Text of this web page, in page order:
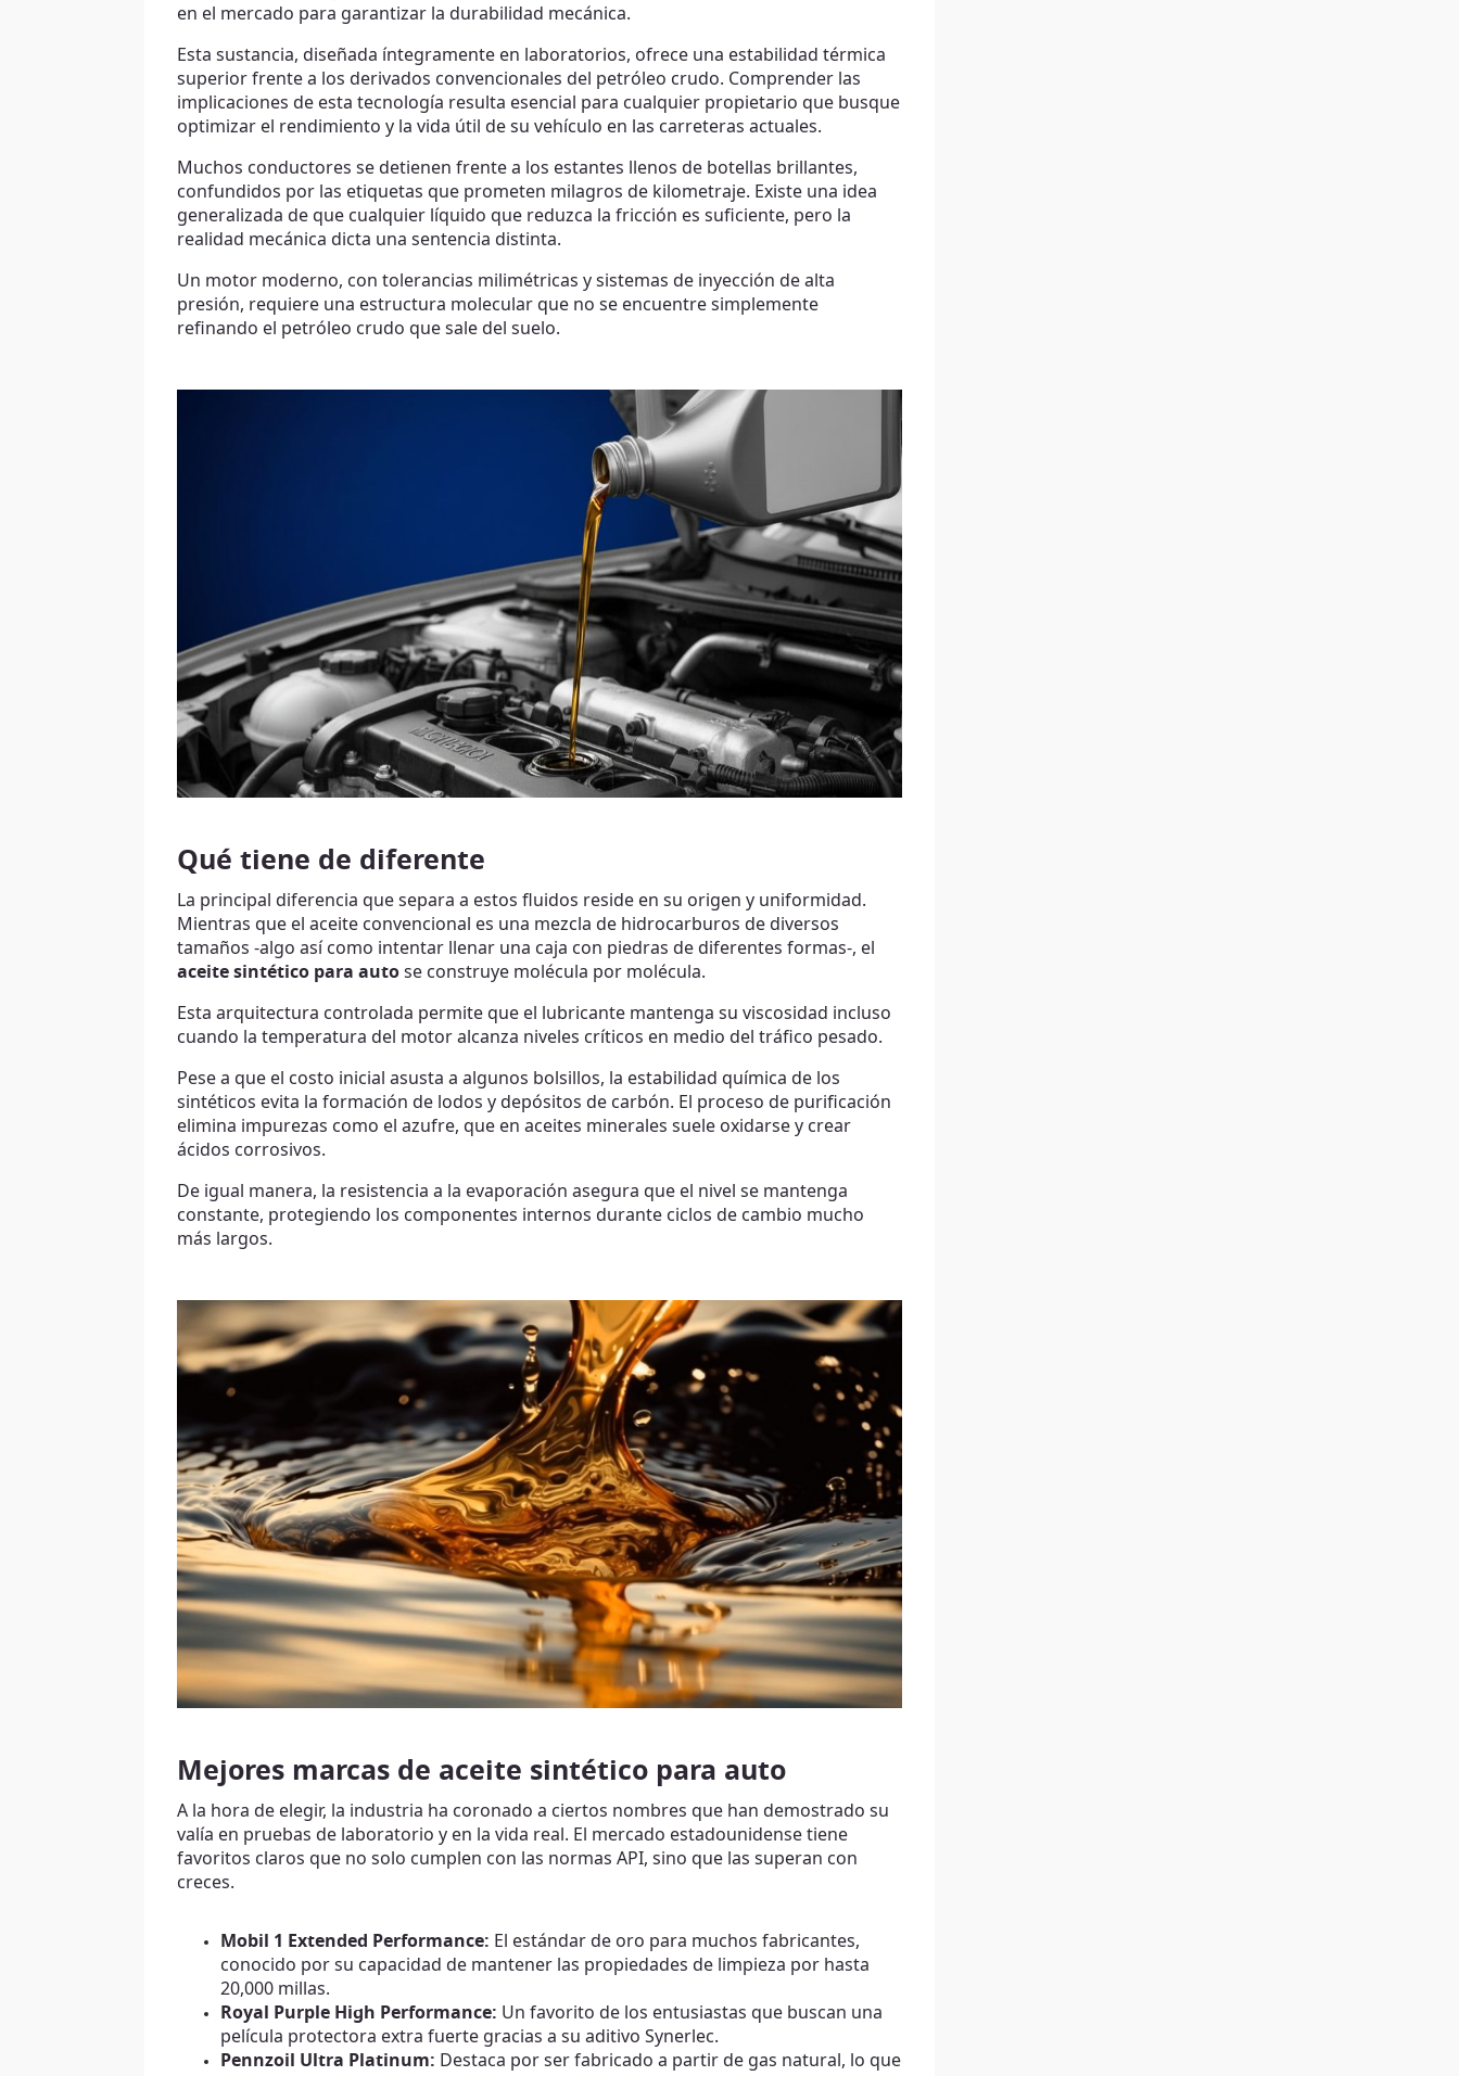
en el mercado para garantizar la durabilidad mecánica.
Esta sustancia, diseñada íntegramente en laboratorios, ofrece una estabilidad térmica
superior frente a los derivados convencionales del petróleo crudo. Comprender las
implicaciones de esta tecnología resulta esencial para cualquier propietario que busque
optimizar el rendimiento y la vida útil de su vehículo en las carreteras actuales.
Muchos conductores se detienen frente a los estantes llenos de botellas brillantes,
confundidos por las etiquetas que prometen milagros de kilometraje. Existe una idea
generalizada de que cualquier líquido que reduzca la fricción es suficiente, pero la
realidad mecánica dicta una sentencia distinta.
Un motor moderno, con tolerancias milimétricas y sistemas de inyección de alta
presión, requiere una estructura molecular que no se encuentre simplemente
refinando el petróleo crudo que sale del suelo.
Qué tiene de diferente
La principal diferencia que separa a estos fluidos reside en su origen y uniformidad.
Mientras que el aceite convencional es una mezcla de hidrocarburos de diversos
tamaños -algo así como intentar llenar una caja con piedras de diferentes formas-, el
aceite sintético para auto se construye molécula por molécula.
Esta arquitectura controlada permite que el lubricante mantenga su viscosidad incluso
cuando la temperatura del motor alcanza niveles críticos en medio del tráfico pesado.
Pese a que el costo inicial asusta a algunos bolsillos, la estabilidad química de los
sintéticos evita la formación de lodos y depósitos de carbón. El proceso de purificación
elimina impurezas como el azufre, que en aceites minerales suele oxidarse y crear
ácidos corrosivos.
De igual manera, la resistencia a la evaporación asegura que el nivel se mantenga
constante, protegiendo los componentes internos durante ciclos de cambio mucho
más largos.
Mejores marcas de aceite sintético para auto
A la hora de elegir, la industria ha coronado a ciertos nombres que han demostrado su
valía en pruebas de laboratorio y en la vida real. El mercado estadounidense tiene
favoritos claros que no solo cumplen con las normas API, sino que las superan con
creces.
Mobil 1 Extended Performance: El estándar de oro para muchos fabricantes,
conocido por su capacidad de mantener las propiedades de limpieza por hasta
20,000 millas.
Royal Purple High Performance: Un favorito de los entusiastas que buscan una
película protectora extra fuerte gracias a su aditivo Synerlec.
Pennzoil Ultra Platinum: Destaca por ser fabricado a partir de gas natural, lo que